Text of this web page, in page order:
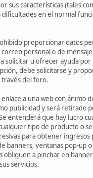
sus características (tales
en el normal
proporcionar datos
personal o de
solicitar u ofrecer ayuda por
debe solicitarse y
través del foro.
a una web con ánimo
publicidad y será retirado
entenderá que hay lucro
tipo de producto o
para obtener ingresos
banners, ventanas pop-up
obliguen a pinchar en
servicios.